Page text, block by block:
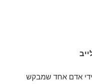
ידי אדם אחד שמבקש